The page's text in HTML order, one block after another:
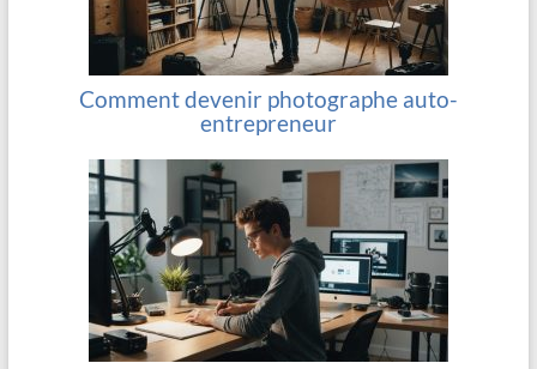
Comment devenir photographe auto-
entrepreneur